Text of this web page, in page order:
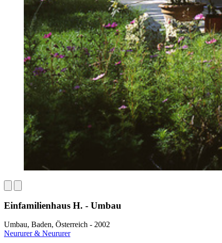
Einfamilienhaus H. - Umbau
Umbau, Baden, Österreich - 2002
Neururer & Neururer